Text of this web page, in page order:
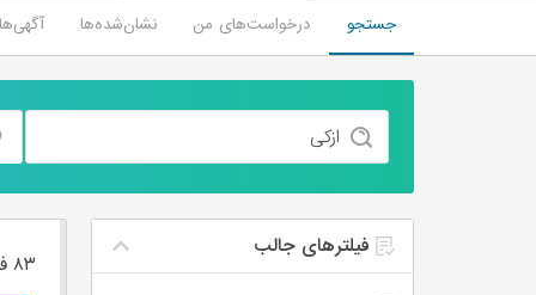
جستجو درخواست‌های من نشان‌شده‌ها
۸۳ فرصت ‌شغلی